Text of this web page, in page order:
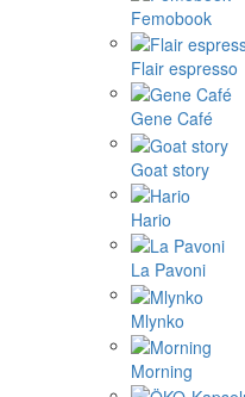
Femobook
Flair espresso
Gene Café
Goat story
Hario
La Pavoni
Mlynko
Morning